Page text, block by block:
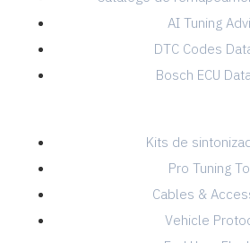
AI Tuning
DTC Codes
Bosch ECU
Kits de
Pro Tuning
Cables &
Vehicle